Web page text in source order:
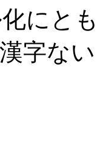
にと
字な